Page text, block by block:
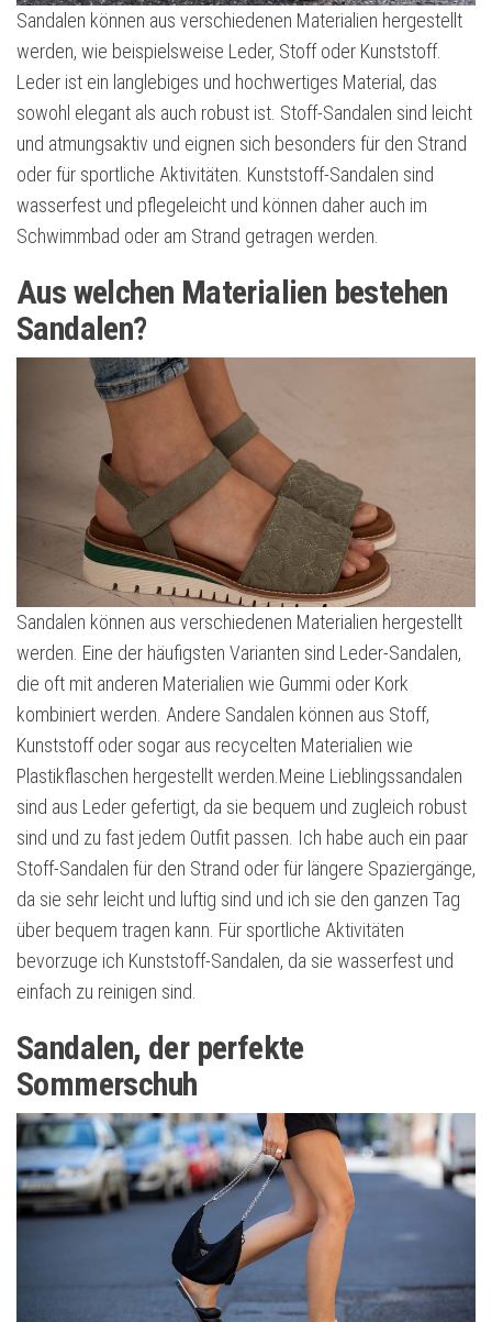
Sandalen können aus verschiedenen Materialien hergestellt
werden, wie beispielsweise Leder, Stoff oder Kunststoff.
Leder ist ein langlebiges und hochwertiges Material, das
sowohl elegant als auch robust ist. Stoff-Sandalen sind leicht
und atmungsaktiv und eignen sich besonders für den Strand
oder für sportliche Aktivitäten. Kunststoff-Sandalen sind
wasserfest und pflegeleicht und können daher auch im
Schwimmbad oder am Strand getragen werden.
Aus welchen Materialien bestehen
Sandalen?
Sandalen können aus verschiedenen Materialien hergestellt
werden. Eine der häufigsten Varianten sind Leder-Sandalen,
die oft mit anderen Materialien wie Gummi oder Kork
kombiniert werden. Andere Sandalen können aus Stoff,
Kunststoff oder sogar aus recycelten Materialien wie
Plastikflaschen hergestellt werden.Meine Lieblingssandalen
sind aus Leder gefertigt, da sie bequem und zugleich robust
sind und zu fast jedem Outfit passen. Ich habe auch ein paar
Stoff-Sandalen für den Strand oder für längere Spaziergänge,
da sie sehr leicht und luftig sind und ich sie den ganzen Tag
über bequem tragen kann. Für sportliche Aktivitäten
bevorzuge ich Kunststoff-Sandalen, da sie wasserfest und
einfach zu reinigen sind.
Sandalen, der perfekte
Sommerschuh